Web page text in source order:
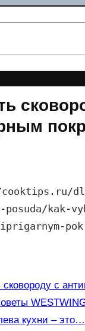
posuda/kak-
с
кухни – это…